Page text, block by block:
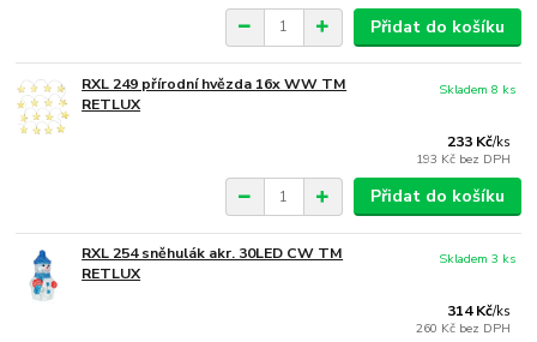
Přidat do košíku
RXL 249 přírodní hvězda 16x WW TM
RETLUX
233 Kč/ks
193 Kč bez DPH
Skladem 8 ks
Přidat do košíku
RXL 254 sněhulák akr. 30LED CW TM
RETLUX
314 Kč/ks
260 Kč bez DPH
Skladem 3 ks